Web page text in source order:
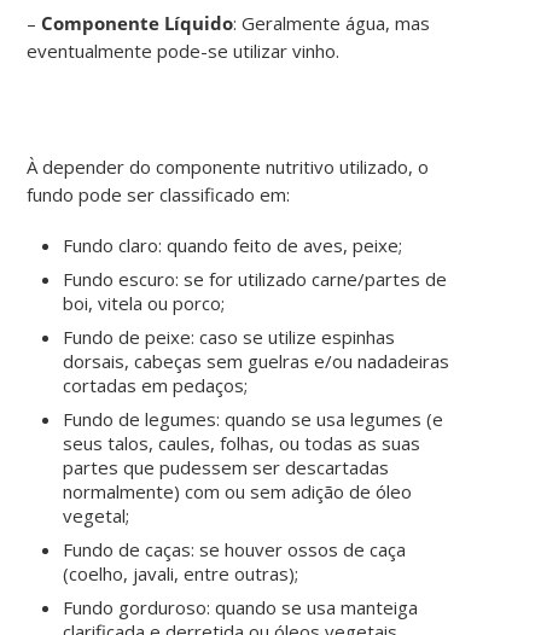
– Componente Líquido: Geralmente água, mas
eventualmente pode-se utilizar vinho.
À depender do componente nutritivo utilizado, o
fundo pode ser classificado em:
Fundo claro: quando feito de aves, peixe;
Fundo escuro: se for utilizado carne/partes de
boi, vitela ou porco;
Fundo de peixe: caso se utilize espinhas
dorsais, cabeças sem guelras e/ou nadadeiras
cortadas em pedaços;
Fundo de legumes: quando se usa legumes (e
seus talos, caules, folhas, ou todas as suas
partes que pudessem ser descartadas
normalmente) com ou sem adição de óleo
vegetal;
Fundo de caças: se houver ossos de caça
(coelho, javali, entre outras);
Fundo gorduroso: quando se usa manteiga